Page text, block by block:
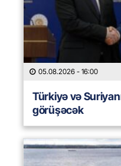
05.08.2026 - 16:00
Türkiyə və
görüşəcək